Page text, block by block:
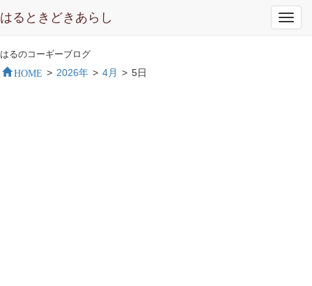
はるときどきあらし
はるのコーギーブログ
HOME > 2026年 > 4月 > 5日